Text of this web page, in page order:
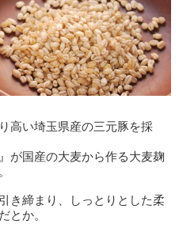
高い埼玉県産の三元豚を採
が国産の大麦から作る大麦麹
き締まり、しっとりとした柔
とか。